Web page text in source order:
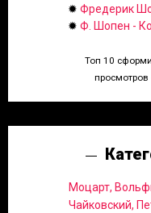
✹ Фредерик
✹ Ф. Шопен -
Топ 10
просмотров
Моцарт,
Чайковский,